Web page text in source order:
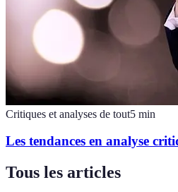
Critiques et analyses de tout5 min
Les tendances en analyse
Tous les articles